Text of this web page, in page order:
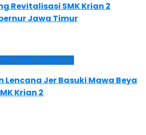
Revitalisasi SMK Krian 2
Jawa Timur
Pusat Keunggulan
Jer Basuki Mawa Beya
Krian 2